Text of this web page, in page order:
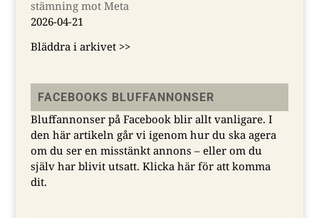
stämning mot Meta
2026-04-21
Bläddra i arkivet >>
FACEBOOKS BLUFFANNONSER
Bluffannonser på Facebook blir allt vanligare. I
den här artikeln går vi igenom hur du ska agera
om du ser en misstänkt annons – eller om du
själv har blivit utsatt. Klicka här för att komma
dit.